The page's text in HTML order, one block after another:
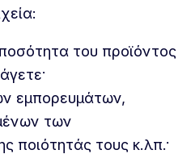
του προϊόντος
εμπορευμάτων,
των
ποιότητάς τους κ.λπ.·